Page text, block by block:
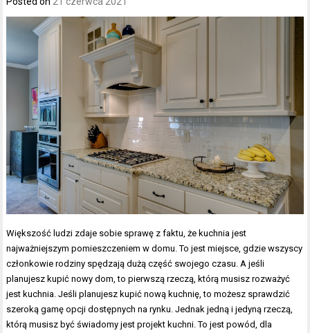
Większość ludzi zdaje sobie sprawę z faktu, że kuchnia jest
najważniejszym pomieszczeniem w domu. To jest miejsce, gdzie wszyscy
członkowie rodziny spędzają dużą część swojego czasu. A jeśli
planujesz kupić nowy dom, to pierwszą rzeczą, którą musisz rozważyć
jest kuchnia. Jeśli planujesz kupić nową kuchnię, to możesz sprawdzić
szeroką gamę opcji dostępnych na rynku. Jednak jedną i jedyną rzeczą,
którą musisz być świadomy jest projekt kuchni. To jest powód, dla